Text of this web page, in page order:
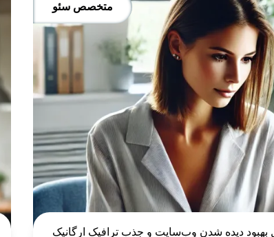
متخصص سئو
دیده شدن وب‌سایت و جذب ترافیک ارگانیک